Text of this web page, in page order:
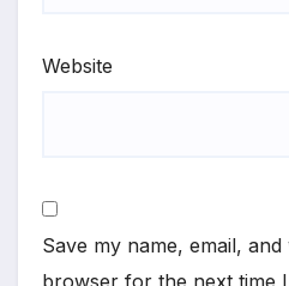
Website
Save my name, email, and